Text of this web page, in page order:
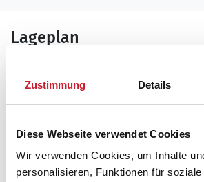
Zustimmung Details
Diese Webseite verwendet Cookies
Wir verwenden Cookies, um Inhalte
personalisieren, Funktionen für
Lageplan
Ferienhaus VHA-2
Vesterø Havnegade 2
9940 Læsø